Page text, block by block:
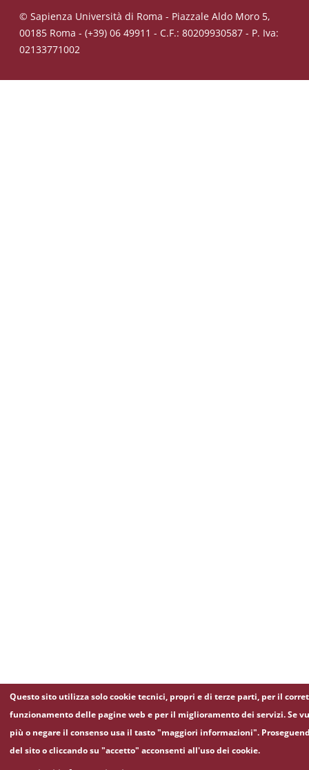
© Sapienza Università di Roma - Piazzale Aldo Moro 5,
00185 Roma - (+39) 06 49911 - C.F.: 80209930587 - P. Iva:
02133771002
Questo sito utilizza solo cookie tecnici, propri e di terze parti, per il
funzionamento delle pagine web e per il miglioramento dei servizi. Se
più o negare il consenso usa il tasto "maggiori informazioni".
del sito o cliccando su "accetto" acconsenti all'uso dei cookie.